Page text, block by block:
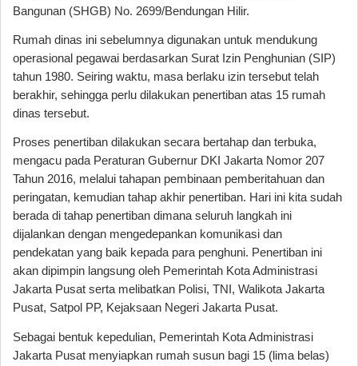
Bangunan (SHGB) No. 2699/Bendungan Hilir.
Rumah dinas ini sebelumnya digunakan untuk mendukung
operasional pegawai berdasarkan Surat Izin Penghunian (SIP)
tahun 1980. Seiring waktu, masa berlaku izin tersebut telah
berakhir, sehingga perlu dilakukan penertiban atas 15 rumah
dinas tersebut.
Proses penertiban dilakukan secara bertahap dan terbuka,
mengacu pada Peraturan Gubernur DKI Jakarta Nomor 207
Tahun 2016, melalui tahapan pembinaan pemberitahuan dan
peringatan, kemudian tahap akhir penertiban. Hari ini kita sudah
berada di tahap penertiban dimana seluruh langkah ini
dijalankan dengan mengedepankan komunikasi dan
pendekatan yang baik kepada para penghuni. Penertiban ini
akan dipimpin langsung oleh Pemerintah Kota Administrasi
Jakarta Pusat serta melibatkan Polisi, TNI, Walikota Jakarta
Pusat, Satpol PP, Kejaksaan Negeri Jakarta Pusat.
Sebagai bentuk kepedulian, Pemerintah Kota Administrasi
Jakarta Pusat menyiapkan rumah susun bagi 15 (lima belas)